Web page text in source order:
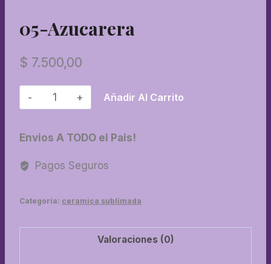
05-Azucarera
$ 7.500,00
05-
Azucarera
Añadir Al Carrito
Envios A TODO el Pais!
Pagos Seguros
Categoría: ceramica sublimada
Valoraciones (0)